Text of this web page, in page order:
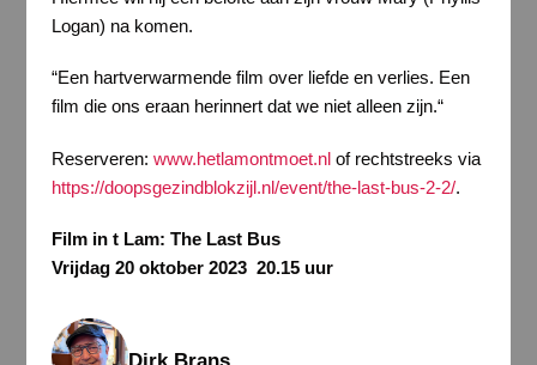
Logan) na komen.
“Een hartverwarmende film over liefde en verlies. Een
film die ons eraan herinnert dat we niet alleen zijn.“
Reserveren: www.hetlamontmoet.nlof rechtstreeks via
https://doopsgezindblokzijl.nl/event/the-last-bus-2-2/.
Film in t Lam: The Last Bus
Vrijdag 20 oktober 2023 20.15 uur
Dirk Brans